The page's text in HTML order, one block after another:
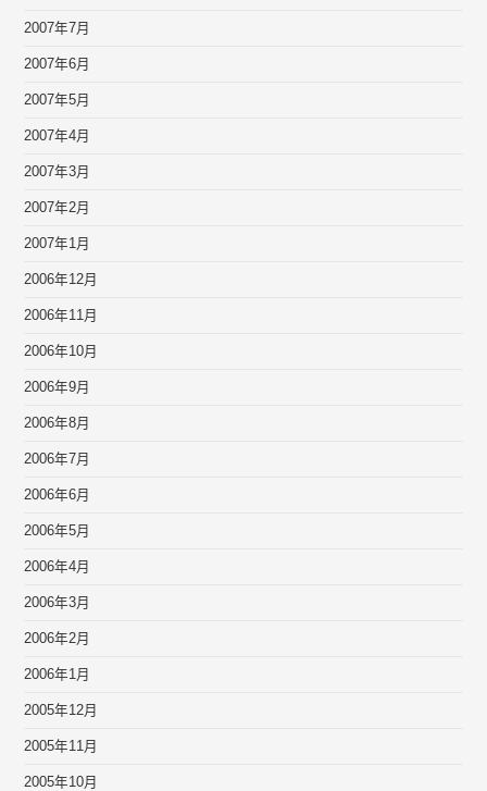
2007年7月
2007年6月
2007年5月
2007年4月
2007年3月
2007年2月
2007年1月
2006年12月
2006年11月
2006年10月
2006年9月
2006年8月
2006年7月
2006年6月
2006年5月
2006年4月
2006年3月
2006年2月
2006年1月
2005年12月
2005年11月
2005年10月